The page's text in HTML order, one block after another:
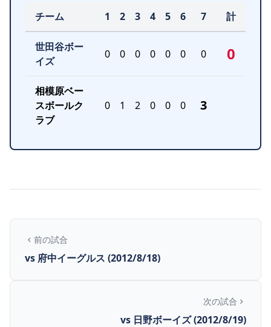
チーム 1 2 3 4 5 6 7 計
世田谷ボー
イズ
0 0 0 0 0 0 0 0
相模原ベー
スボールク
ラブ
0 1 2 0 0 0 3
前の試合
vs 府中イーグルス (2012/8/18)
次の試合
vs 日野ボーイズ (2012/8/19)